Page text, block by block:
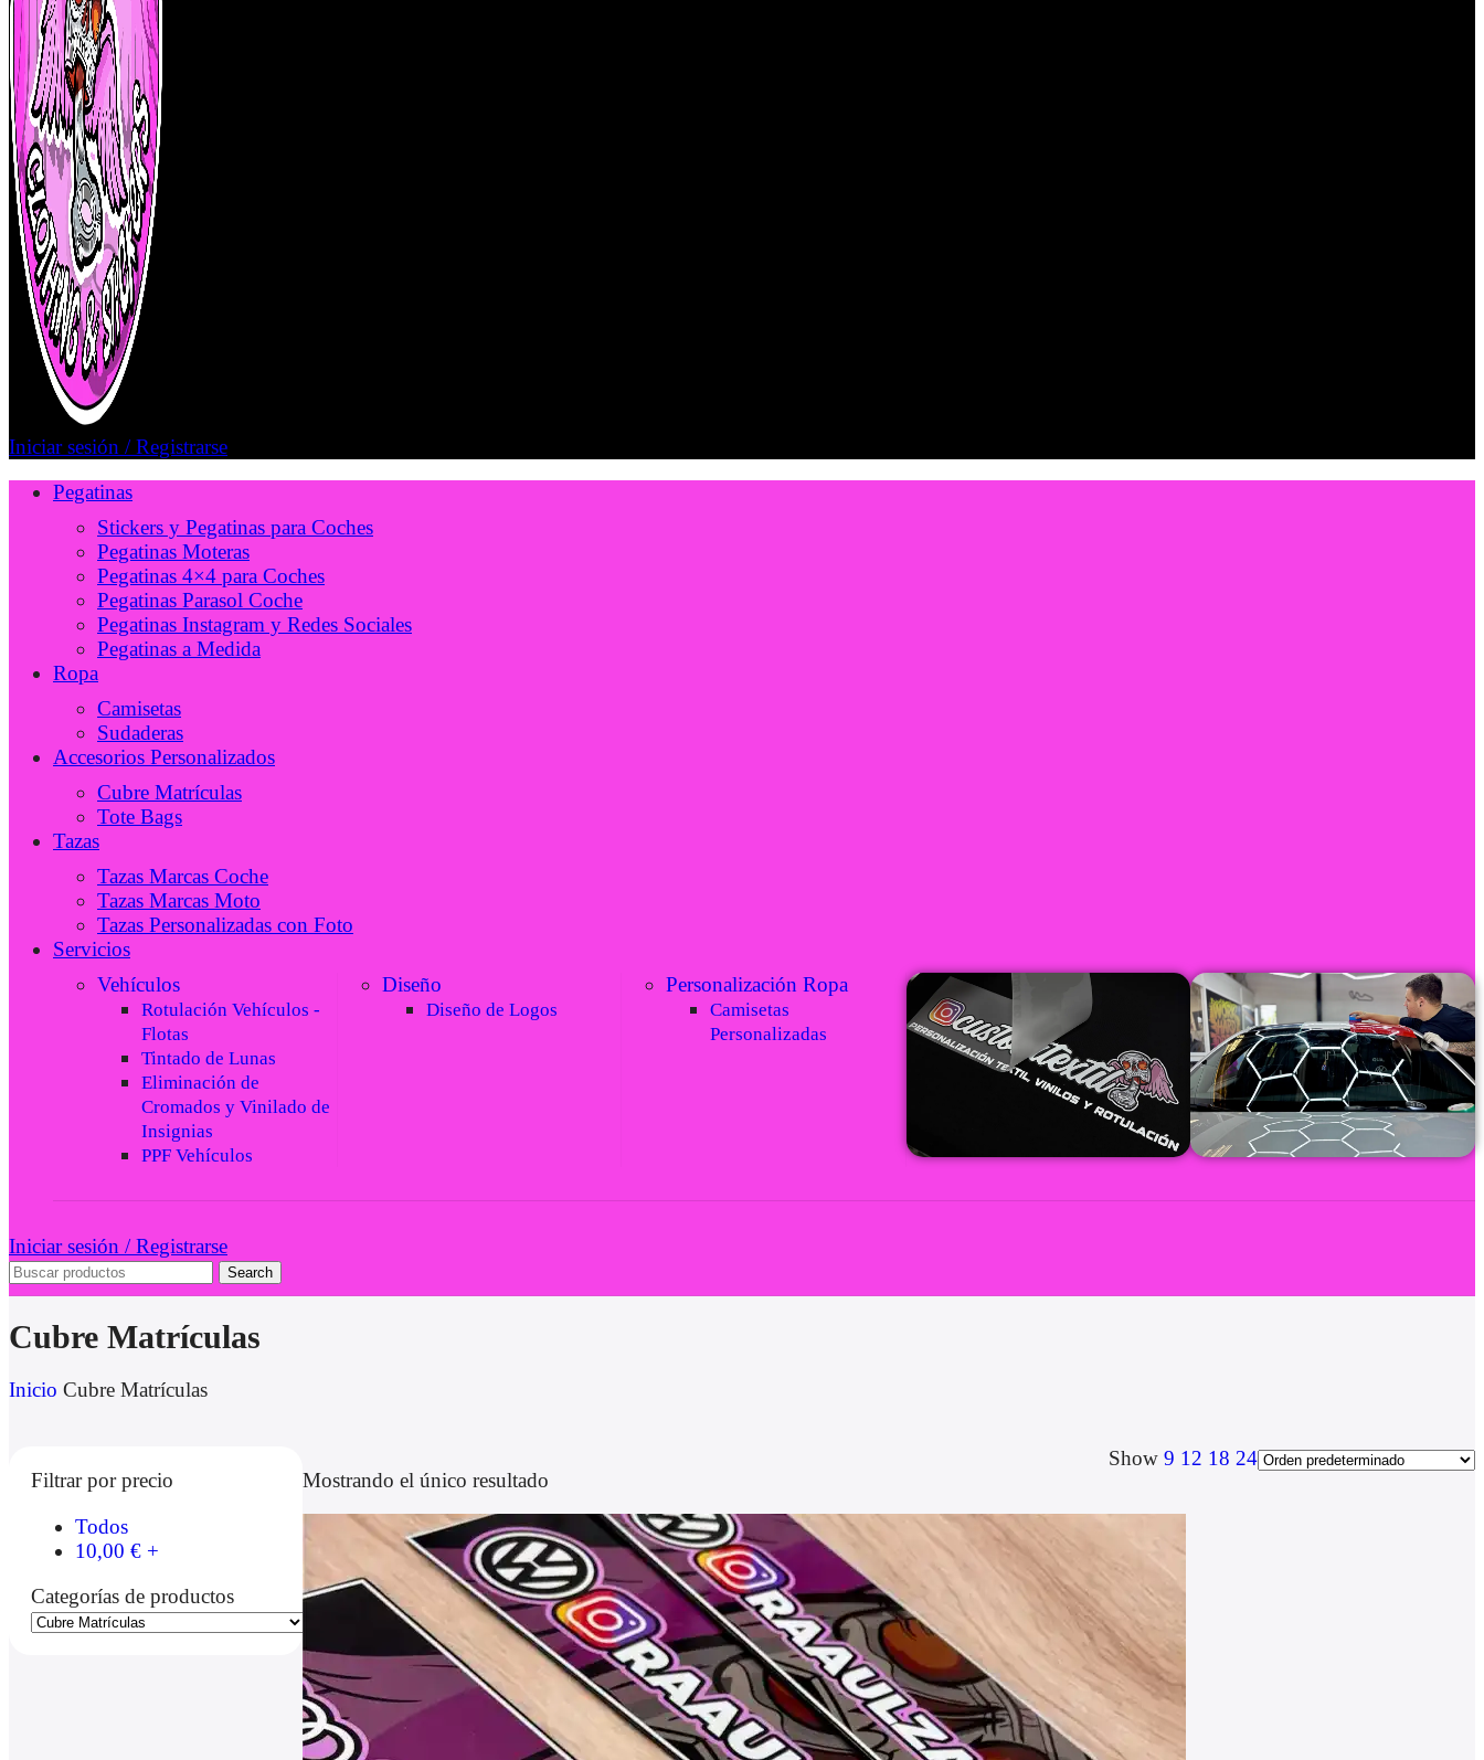
Iniciar sesión / Registrarse
Pegatinas
Stickers y Pegatinas para Coches
Pegatinas Moteras
Pegatinas 4×4 para Coches
Pegatinas Parasol Coche
Pegatinas Instagram y Redes Sociales
Pegatinas a Medida
Ropa
Camisetas
Sudaderas
Accesorios Personalizados
Cubre Matrículas
Tote Bags
Tazas
Tazas Marcas Coche
Tazas Marcas Moto
Tazas Personalizadas con Foto
Servicios
Vehículos
Rotulación Vehículos -
Flotas
Tintado de Lunas
Eliminación de
Cromados y Vinilado de
Insignias
PPF Vehículos
Diseño
Diseño de Logos
Personalización Ropa
Camisetas
Personalizadas
Iniciar sesión / Registrarse
Search
Cubre Matrículas
Inicio Cubre Matrículas
Filtrar por precio
Todos
10,00 € +
Categorías de productos
Mostrando el único resultado
Show 9 12 18 24